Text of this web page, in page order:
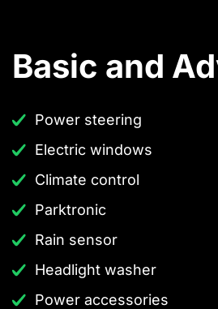
Basic and
Power steering
Electric windows
Climate control
Parktronic
Rain sensor
Headlight washer
Power accessories